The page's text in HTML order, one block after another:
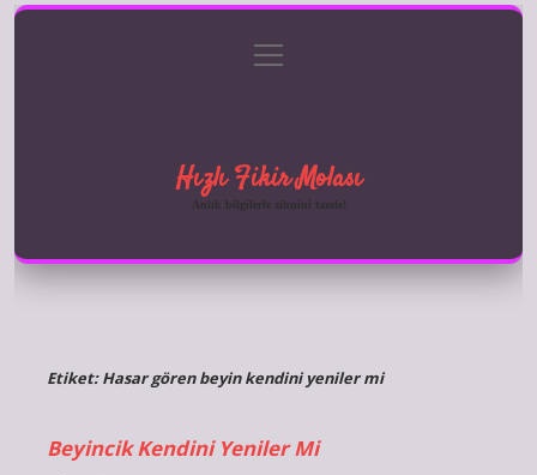
Gizlilik Politikası
menüyü
aç
Hızlı Fikir Molası
Anlık bilgilerle zihnini tazele!
Etiket:Hasar gören beyin kendini yeniler mi
Beyincik Kendini Yeniler Mi